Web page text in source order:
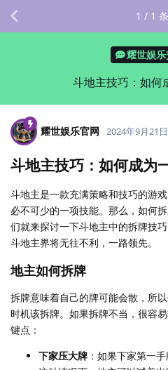
耀世娱
斗地主技巧：如何
1 / 1 条
耀世娱乐官网 2024年9月21日
斗地主技巧：如何成为
斗地主是一款充满策略和技巧的游
必不可少的一项技能。那么，如何
们就来探讨一下斗地主中的拆牌技
斗地主界将无往不利，一路领先。
地主如何拆牌
拆牌意味着自己的牌可能会散，所
时机该拆牌。如果拆牌不当，很容
键点：
下家压大牌 ：如果下家第一